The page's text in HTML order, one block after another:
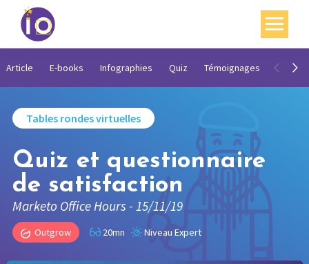
Vos enjeux
Académie
Ressources
Agenda
Contact
Article E-books Infographies Quiz Témoignages Vidéos
Tables rondes virtuelles
Quiz et questionnaire
de satisfaction
Marketo Office Hours - 15/11/19
Outgrow 20mn Niveau Expert